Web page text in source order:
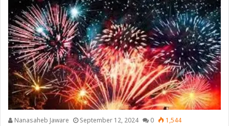
Nanasaheb Jaware September 12, 2024 0 1,544